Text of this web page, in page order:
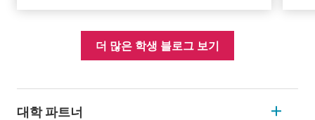
더 많은 학생 블로그 보기
대학 파트너